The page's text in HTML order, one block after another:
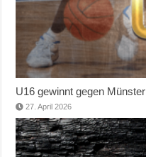
U16 gewinnt gegen Münster
27. April 2026